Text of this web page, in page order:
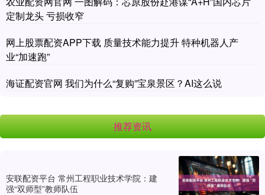
定制龙头 亏损收窄
网上股票配资APP下载 质量技术能力提升 特种机器人产
业“加速跑”
海证配资官网 我们为什么“复购”宝泉景区？AI这么说
推荐资讯
安联配资平台 常州工程职业技术学院：建
强“双师型”教师队伍